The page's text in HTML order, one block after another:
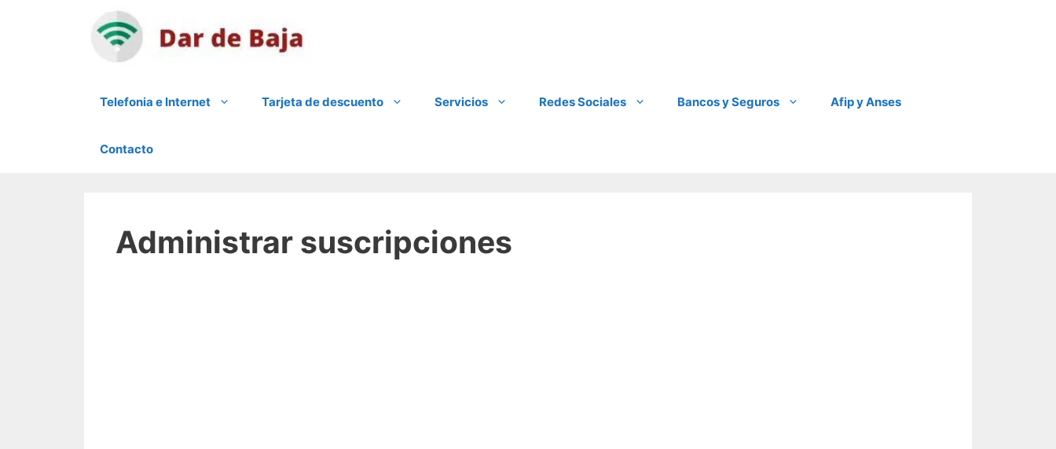
Telefonia e Internet Tarjeta de descuento Servicios Redes Sociales Bancos y Seguros Afip y Anses
Contacto
Administrar suscripciones